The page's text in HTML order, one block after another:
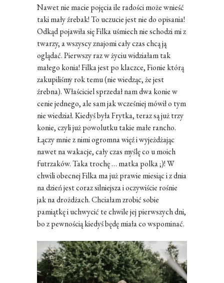
Nawet nie macie pojęcia ile radości może wnieść
taki mały źrebak! To uczucie jest nie do opisania!
Odkąd pojawiła się Filka uśmiech nie schodzi mi z
twarzy, a wszyscy znajomi cały czas chcą ją
oglądać. Pierwszy raz w życiu widziałam tak
małego konia! Filka jest po klaczce, Fionie którą
zakupiliśmy rok temu (nie wiedząc, że jest
źrebna). Właściciel sprzedał nam dwa konie w
cenie jednego, ale sam jak wcześniej mówił o tym
nie wiedział. Kiedyś była Frytka, teraz są już trzy
konie, czyli już powolutku takie małe rancho.
Łączy mnie z nimi ogromna więź i wyjeżdżając
nawet na wakacje, cały czas myślę co u moich
futrzaków. Taka trochę … matka polka ;)! W
chwili obecnej Filka ma już prawie miesiąc i z dnia
na dzień jest coraz silniejsza i oczywiście rośnie
jak na drożdżach. Chciałam zrobić sobie
pamiątkę i uchwycić te chwile jej pierwszych dni,
bo z pewnością kiedyś będę miała co wspominać.